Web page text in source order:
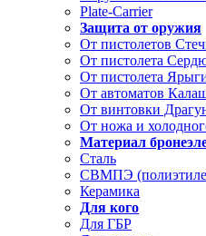
Plate-Carrier
Защита от оружия
От пистолетов
От пистолета
От пистолета
От автоматов
От винтовки
От ножа и
Материал
Сталь
СВМПЭ
Керамика
Для кого
Для ГБР